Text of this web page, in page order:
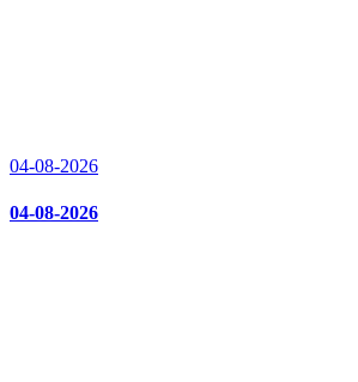
04-08-2026
04-08-2026